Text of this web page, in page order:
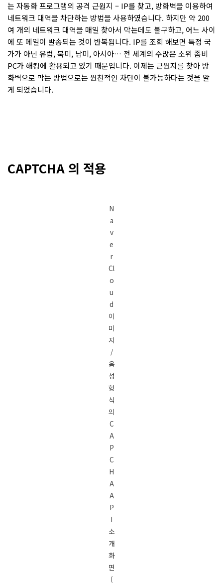
는 자동화 프로그램의 공격 근원지 – IP를 찾고, 방화벽을 이용하여
네트워크 대역을 차단하는 방법을 사용하였습니다. 하지만 약 200
여 개의 네트워크 대역을 매일 찾아서 막는데도 불구하고, 어느 사이
에 또 메일이 발송되는 것이 반복됩니다. IP를 조회 해보면 특정 국
가가 아닌 유럽, 북미, 남미, 아시아… 전 세계의 수많은 소위 좀비
PC가 해킹에 활용되고 있기 때문입니다. 이제는 근원지를 찾아 방
화벽으로 막는 방법으로는 원천적인 차단이 불가능하다는 것을 알
게 되었습니다.
CAPTCHA 의 적용
N
a
v
e
r
Cl
o
u
d
이
미
지
/
음
성
형
식
의
C
A
P
C
H
A
A
P
I
소
개
화
면
(